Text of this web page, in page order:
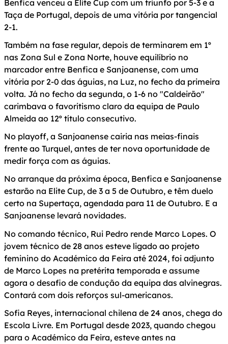
Benfica venceu a Elite Cup com um triunfo por 5-3 e a
Taça de Portugal, depois de uma vitória por tangencial
2-1.
Também na fase regular, depois de terminarem em 1º
nas Zona Sul e Zona Norte, houve equilíbrio no
marcador entre Benfica e Sanjoanense, com uma
vitória por 2-0 das águias, na Luz, no fecho da primeira
volta. Já no fecho da segunda, o 1-6 no "Caldeirão"
carimbava o favoritismo claro da equipa de Paulo
Almeida ao 12º título consecutivo.
No playoff, a Sanjoanense cairia nas meias-finais
frente ao Turquel, antes de ter nova oportunidade de
medir força com as águias.
No arranque da próxima época, Benfica e Sanjoanense
estarão na Elite Cup, de 3 a 5 de Outubro, e têm duelo
certo na Supertaça, agendada para 11 de Outubro. E a
Sanjoanense levará novidades.
No comando técnico, Rui Pedro rende Marco Lopes. O
jovem técnico de 28 anos esteve ligado ao projeto
feminino do Académico da Feira até 2024, foi adjunto
de Marco Lopes na pretérita temporada e assume
agora o desafio de condução da equipa das alvinegras.
Contará com dois reforços sul-americanos.
Sofia Reyes, internacional chilena de 24 anos, chega do
Escola Livre. Em Portugal desde 2023, quando chegou
para o Académico da Feira, esteve antes na